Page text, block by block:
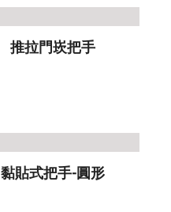
推拉門崁把手
黏貼式把手-圓形